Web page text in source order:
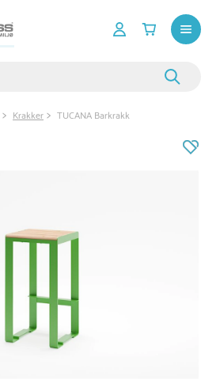
Krakker TUCANA Barkrakk